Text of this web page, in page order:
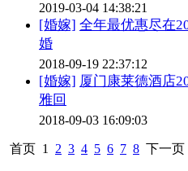
2019-03-04 14:38:21
[婚嫁] 全年最优惠尽在
婚
2018-09-19 22:37:12
[婚嫁] 厦门康莱德酒店
雅回
2018-09-03 16:09:03
首页 1 2 3 4 5 6 7 8 下一页